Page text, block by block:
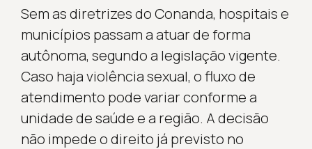
Sem as diretrizes do Conanda, hospitais e
municípios passam a atuar de forma
autônoma, segundo a legislação vigente.
Caso haja violência sexual, o fluxo de
atendimento pode variar conforme a
unidade de saúde e a região. A decisão
não impede o direito já previsto no